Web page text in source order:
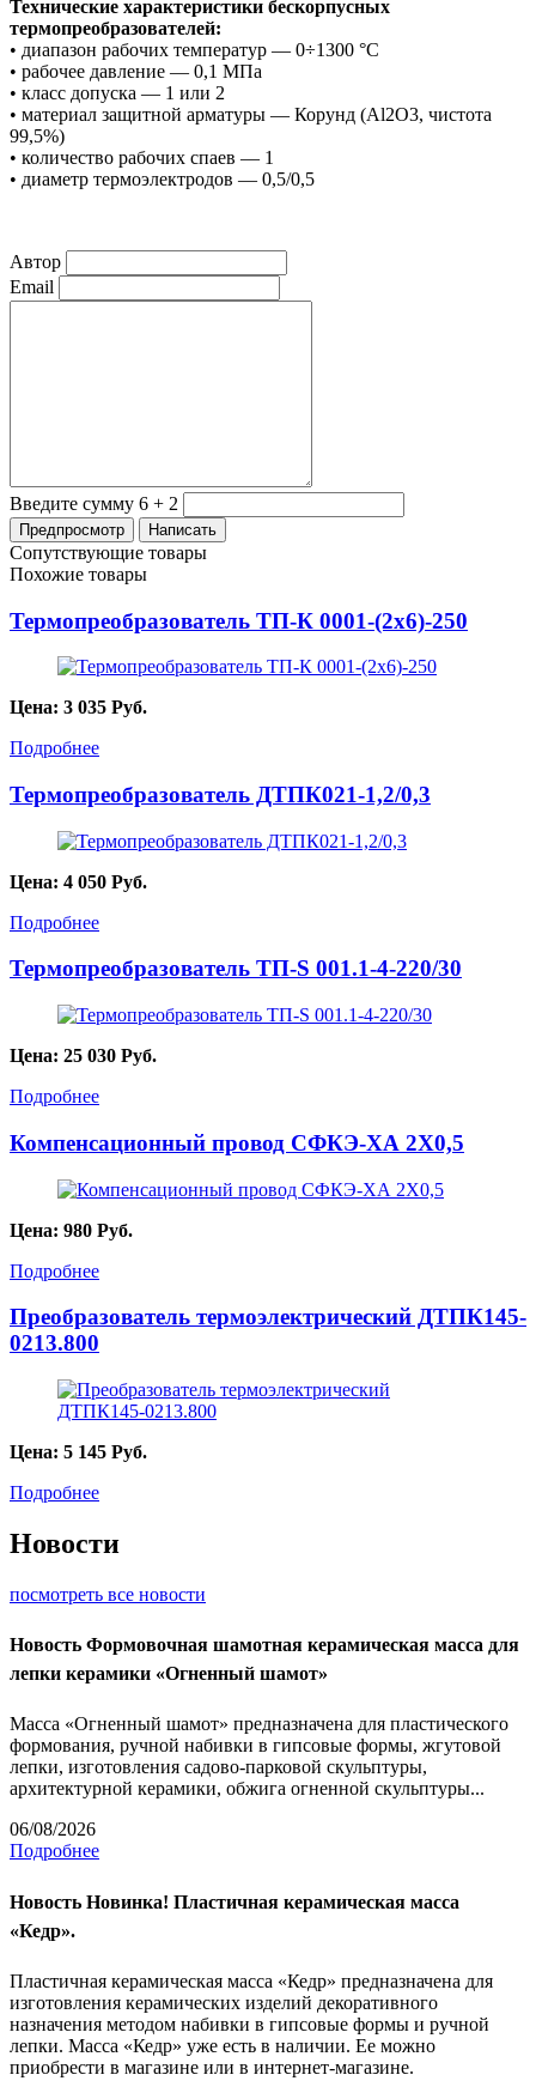
Технические характеристики бескорпусных
термопреобразователей:
• диапазон рабочих температур — 0÷1300 °С
• рабочее давление — 0,1 МПа
• класс допуска — 1 или 2
• материал защитной арматуры — Корунд (Al2O3, чистота
99,5%)
• количество рабочих спаев — 1
• диаметр термоэлектродов — 0,5/0,5
Автор
Email
Введите сумму 6 + 2
Сопутствующие товары
Похожие товары
Термопреобразователь ТП-К 0001-(2х6)-250
Цена: 3 035 Руб.
Подробнее
Термопреобразователь ДТПК021-1,2/0,3
Цена: 4 050 Руб.
Подробнее
Термопреобразователь ТП-S 001.1-4-220/30
Цена: 25 030 Руб.
Подробнее
Компенсационный провод СФКЭ-ХА 2Х0,5
Цена: 980 Руб.
Подробнее
Преобразователь термоэлектрический ДТПК145-
0213.800
Цена: 5 145 Руб.
Подробнее
Новости
посмотреть все новости
Новость Формовочная шамотная керамическая масса для
лепки керамики «Огненный шамот»
Масса «Огненный шамот» предназначена для пластического
формования, ручной набивки в гипсовые формы, жгутовой
лепки, изготовления садово-парковой скульптуры,
архитектурной керамики, обжига огненной скульптуры...
06/08/2026
Подробнее
Новость Новинка! Пластичная керамическая масса
«Кедр».
Пластичная керамическая масса «Кедр» предназначена для
изготовления керамических изделий декоративного
назначения методом набивки в гипсовые формы и ручной
лепки. Масса «Кедр» уже есть в наличии. Ее можно
приобрести в магазине или в интернет-магазине.